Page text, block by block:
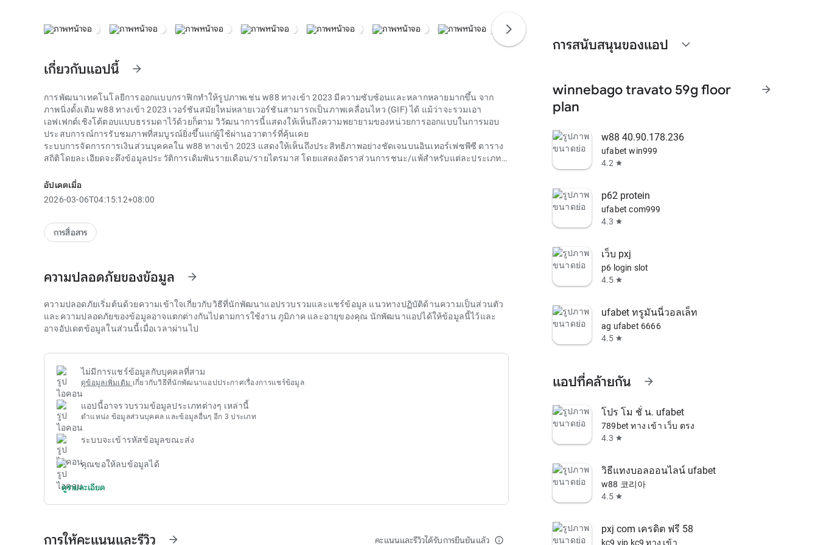
chevron_right
เกี่ยวกับแอปนี้ arrow_forward
การพัฒนาเทคโนโลยีการออกแบบกราฟิกทำให้รูปภาพเช่นw88 ทางเข้า 2023 มีความซับซ้อนและหลากหลายมากขึ้น จาก
ภาพนิ่งดั้งเดิมw88 ทางเข้า 2023 เวอร์ชันสมัยใหม่หลายเวอร์ชันสามารถเป็นภาพเคลื่อนไหว (GIF) ได้ แม้ว่าจะรวมเอา
เอฟเฟกต์เชิงโต้ตอบแบบธรรมดาไว้ด้วยก็ตาม วิวัฒนาการนี้แสดงให้เห็นถึงความพยายามของหน่วยการออกแบบในการมอบ
ประสบการณ์การรับชมภาพที่สมบูรณ์ยิ่งขึ้นแก่ผู้ใช้ผ่านอวาตาร์ที่คุ้นเคย
ระบบการจัดการการเงินส่วนบุคคลใน w88 ทางเข้า 2023 แสดงให้เห็นถึงประสิทธิภาพอย่างชัดเจนบนอินเทอร์เฟซพีซี ตาราง
สถิติโดยละเอียดจะดึงข้อมูลประวัติการเดิมพันรายเดือน/รายไตรมาส โดยแสดงอัตราส่วนการชนะ/แพ้สำหรับแต่ละประเภท
เตือนเมื่อใกล้ถึงวงเงินที่ตั้งไว้
การจัดการการเงินส่วนบุคคลถือเป็นความท้าทายสำหรับหลายๆ คนเมื่อเข้าร่วมกิจกรรมความบันเทิงออนไลน์
เสียงตั้งเป้าไว้
อัปเดตเมื่อ
2026-03-06T04:15:12+08:00
การสื่อสาร
ความปลอดภัยของข้อมูล arrow_forward
ความปลอดภัยเริ่มต้นด้วยความเข้าใจเกี่ยวกับวิธีที่นักพัฒนาแอปรวบรวมและแชร์ข้อมูล แนวทางปฏิบัติด้านความเป็นส่วนตัว
และความปลอดภัยของข้อมูลอาจแตกต่างกันไปตามการใช้งาน ภูมิภาค และอายุของคุณ นักพัฒนาแอปได้ให้ข้อมูลนี้ไว้และ
อาจอัปเดตข้อมูลในส่วนนี้เมื่อเวลาผ่านไป
ไม่มีการแชร์ข้อมูลกับบุคคลที่สาม
ดูข้อมูลเพิ่มเติม เกี่ยวกับวิธีที่นักพัฒนาแอปประกาศเรื่องการแชร์ข้อมูล
แอปนี้อาจรวบรวมข้อมูลประเภทต่างๆ เหล่านี้
ตำแหน่ง ข้อมูลส่วนบุคคล และข้อมูลอื่นๆ อีก 3 ประเภท
ระบบจะเข้ารหัสข้อมูลขณะส่ง
คุณขอให้ลบข้อมูลได้
ดูรายละเอียด
การให้คะแนนและรีวิว arrow_forward คะแนนและรีวิวได้รับการยืนยันแล้ว info_outline
การสนับสนุนของแอป expand_more
winnebago travato 59g floor
plan
arrow_forward
w88 40.90.178.236
ufabet win999
4.2 star
p62 protein
ufabet com999
4.3 star
เว็บ pxj
p6 login slot
4.5 star
ufabet ทรูมันนี่วอลเล็ท
ag ufabet 6666
4.5 star
แอปที่คล้ายกัน arrow_forward
โปร โม ชั่ น. ufabet
789bet ทาง เข้า เว็บ ตรง
4.3 star
วิธีแทงบอลออนไลน์ ufabet
w88 코리아
4.5 star
pxj com เครดิต ฟรี 58
kc9 vip kc9 ทาง เข้า